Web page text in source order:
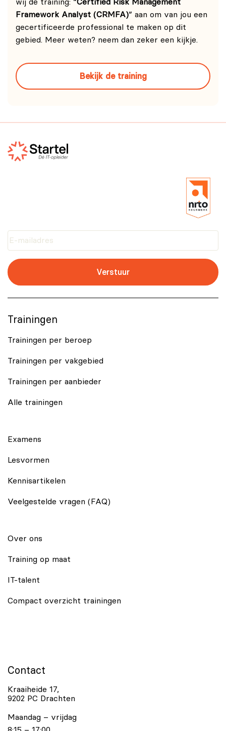
wij de training: “Certified Risk Management
Framework Analyst (CRMFA)” aan om van jou een
gecertificeerde professional te maken op dit
gebied. Meer weten? neem dan zeker een kijkje.
Bekijk de training
Verstuur
Trainingen
Trainingen per beroep
Trainingen per vakgebied
Trainingen per aanbieder
Alle trainingen
Examens
Lesvormen
Kennisartikelen
Veelgestelde vragen (FAQ)
Over ons
Training op maat
IT-talent
Compact overzicht trainingen
Contact
Kraaiheide 17,
9202 PC Drachten
Maandag – vrijdag